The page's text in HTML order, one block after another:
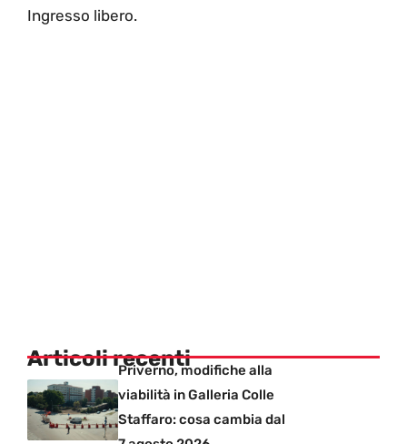
Ingresso libero.
Articoli recentiPriverno, modifiche alla
viabilità in Galleria Colle
Staffaro: cosa cambia dal